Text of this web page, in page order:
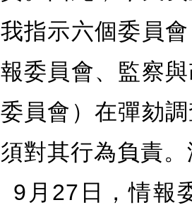
我指示六個委員
報委員會、監察
委員會）在彈劾
須對其行為負責
9 月 27 日，情報